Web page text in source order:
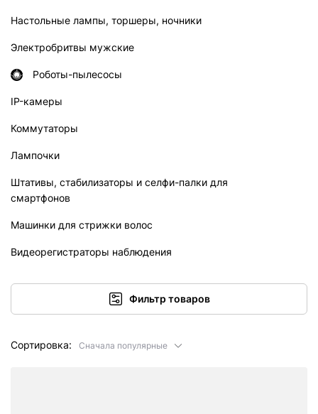
Настольные лампы, торшеры, ночники
Электробритвы мужские
Роботы-пылесосы
IP-камеры
Коммутаторы
Лампочки
Штативы, стабилизаторы и селфи-палки для
смартфонов
Машинки для стрижки волос
Видеорегистраторы наблюдения
Фильтр товаров
Сортировка: Сначала популярные